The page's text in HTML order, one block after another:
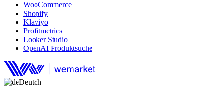
WooCommerce
Shopify
Klaviyo
Profitmetrics
Looker Studio
OpenAI Produktsuche
Deutch